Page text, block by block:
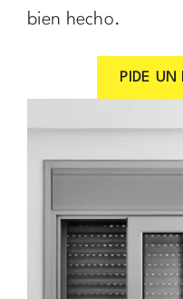
bien hecho.
PIDE UN